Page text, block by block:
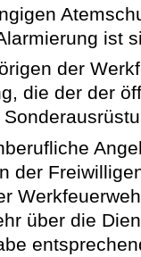
ist
der
die der der
der
über die